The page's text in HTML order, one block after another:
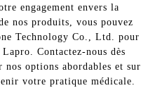
engagement envers la
nos produits, vous pouvez
Technology Co., Ltd. pour
Contactez-nous dès
options abordables et sur
votre pratique médicale.